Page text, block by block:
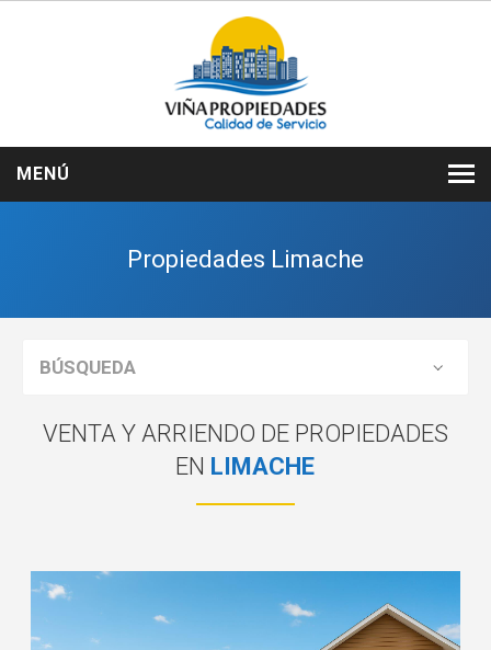
MENÚ
VENTAS
ARRIENDOS
Propiedades Limache
BÚSQUEDA
VENTA Y ARRIENDO DE PROPIEDADES
EN LIMACHE